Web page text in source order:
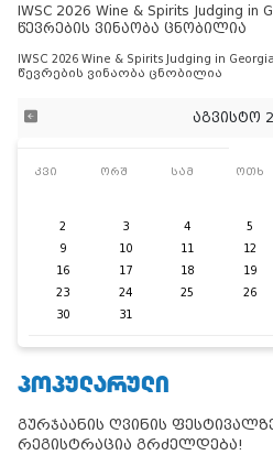
IWSC 2026 Wine & Spirits Judging
წევრების ვინაობა ცნობილია
IWSC 2026 Wine & Spirits Judging in
წევრების ვინაობა ცნობილია
აგვისტო
კვი ორშ სამ ოთხ
2
3 4 5
9
10 11 12
16
17 18 19
23
24 25 26
30
31
ᲞᲝᲞᲣᲚᲐᲠᲣᲚᲘ
გურჯაანის ღვინის
რეგისტრაცია გრძელდება!